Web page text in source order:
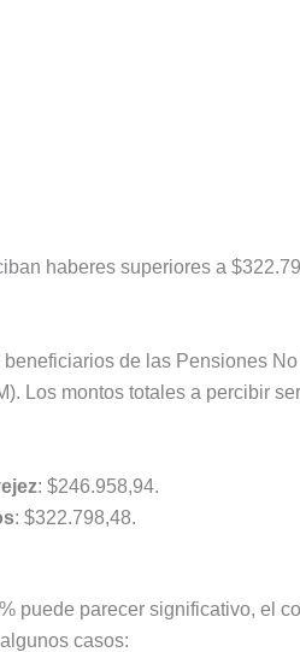
haberes superiores a
de las Pensiones
Los montos totales a percibir
: $246.958,94.
: $322.798,48.
puede parecer significativo, el
casos: